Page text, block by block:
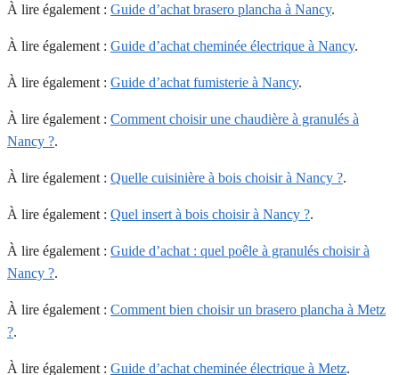
À lire également : Guide d’achat brasero plancha à Nancy.
À lire également : Guide d’achat cheminée électrique à Nancy.
À lire également : Guide d’achat fumisterie à Nancy.
À lire également : Comment choisir une chaudière à granulés à
Nancy ?.
À lire également : Quelle cuisinière à bois choisir à Nancy ?.
À lire également : Quel insert à bois choisir à Nancy ?.
À lire également : Guide d’achat : quel poêle à granulés choisir à
Nancy ?.
À lire également : Comment bien choisir un brasero plancha à Metz
?.
À lire également : Guide d’achat cheminée électrique à Metz.